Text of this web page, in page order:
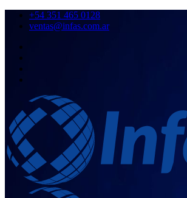
+54 351 465 0128
ventas@infas.com.ar